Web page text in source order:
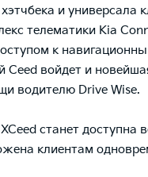
и
телематики Kia
к
войдет и
водителю Drive Wise.
станет доступна
клиентам